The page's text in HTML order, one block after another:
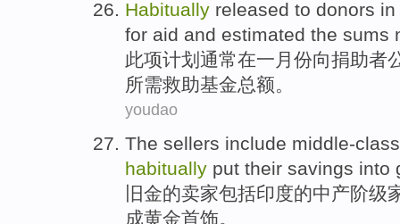
Habitually released to donors in
for aid and estimated the sums
此项计划通常在一月份向捐助者
所需救助基金总额。
youdao
The sellers include middle-class
habitually put their savings into
旧金的卖家包括印度的中产阶级
成黄金首饰。